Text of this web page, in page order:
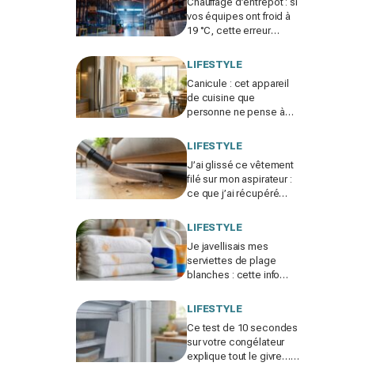
vos équipes ont froid à
19 °C, cette erreur
la facture de 25 %
LIFESTYLE
Canicule : cet appareil
de cuisine que
personne ne pense à
grimper votre salon de 2
LIFESTYLE
J’ai glissé ce vêtement
filé sur mon aspirateur :
ce que j’ai récupéré
rougir de honte
LIFESTYLE
Je javellisais mes
serviettes de plage
blanches : cette info
solaire explique les
LIFESTYLE
Ce test de 10 secondes
sur votre congélateur
explique tout le givre…